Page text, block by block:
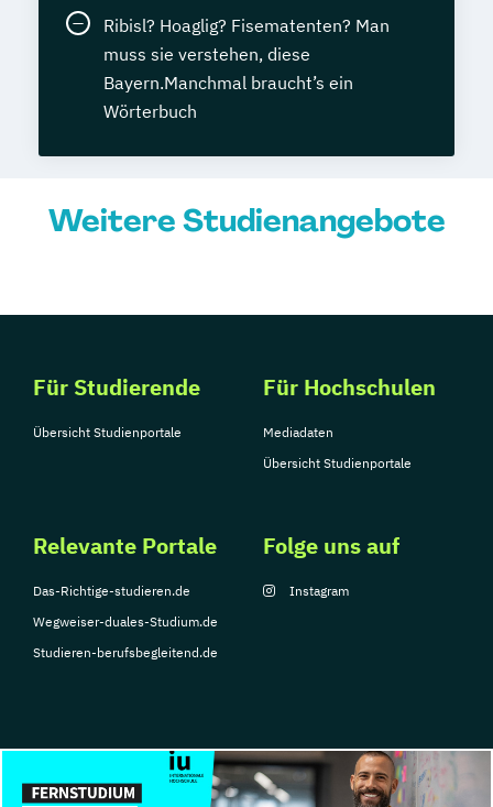
Ribisl? Hoaglig? Fisematenten? Man
muss sie verstehen, diese
Bayern.Manchmal braucht’s ein
Wörterbuch
Weitere Studienangebote
Für Studierende
Übersicht Studienportale
Für Hochschulen
Mediadaten
Übersicht Studienportale
Relevante Portale
Das-Richtige-studieren.de
Wegweiser-duales-Studium.de
Studieren-berufsbegleitend.de
Folge uns auf
Instagram
© Copyright 2026, TarGroup Media GmbH